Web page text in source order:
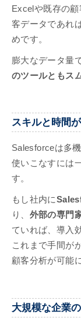
Excelや既存の
客データであれ
めです。
膨大なデータ量
のツールともス
スキルと時間
Salesforceは多
使いこなすには
す。
もし社内に
り、 外部の専門
ていれば、導入
これまで手間が
顧客分析が可能
大規模な企業